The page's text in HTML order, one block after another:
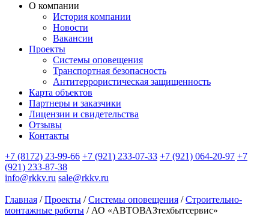
О компании
История компании
Новости
Вакансии
Проекты
Системы оповещения
Транспортная безопасность
Антитеррористическая защищенность
Карта объектов
Партнеры и заказчики
Лицензии и свидетельства
Отзывы
Контакты
+7 (8172) 23-99-66 +7 (921) 233-07-33 +7 (921) 064-20-97 +7
(921) 233-87-38
info@rkkv.ru sale@rkkv.ru
Главная /Проекты /Системы оповещения /Строительно-
монтажные работы / АО «АВТОВАЗтехбытсервис»